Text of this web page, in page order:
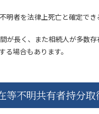
明者を法律上死亡と確定でき
が長く、また相続人が多数
る場合もあります。
等不明共有者持分